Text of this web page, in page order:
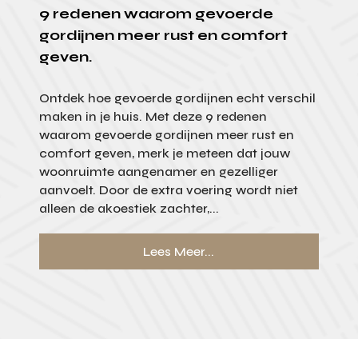
9 redenen waarom gevoerde
gordijnen meer rust en comfort
geven.
Ontdek hoe gevoerde gordijnen echt verschil
maken in je huis. Met deze 9 redenen
waarom gevoerde gordijnen meer rust en
comfort geven, merk je meteen dat jouw
woonruimte aangenamer en gezelliger
aanvoelt. Door de extra voering wordt niet
alleen de akoestiek zachter,...
Lees Meer...